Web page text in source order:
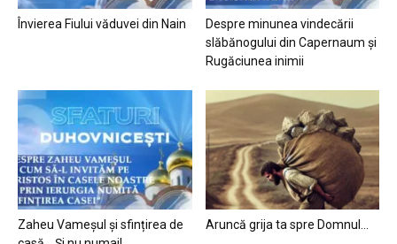
Învierea Fiului văduvei din Nain
Despre minunea vindecării
slăbănogului din Capernaum și
Rugăciunea inimii
Zaheu Vameșul și sfințirea de
Aruncă grija ta spre Domnul…